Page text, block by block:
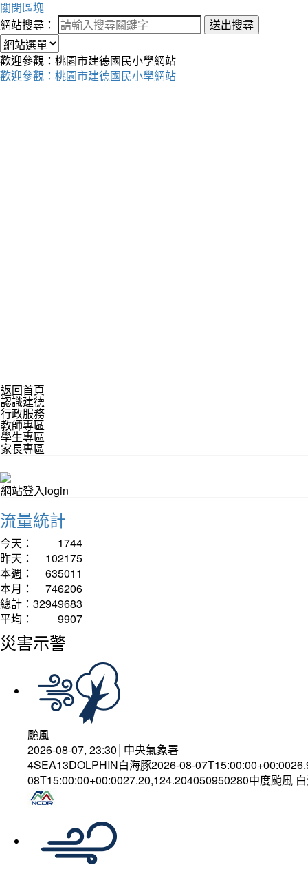
關閉區塊
網站搜尋：
送出搜尋
歡迎參觀：桃園市建德國民小學網站
歡迎參觀：桃園市建德國民小學網站
返回首頁
認識建德
行政服務
教師專區
學生專區
家長專區
網站登入login
流量統計
今天：
1744
昨天：
102175
本週：
635011
本月：
746206
總計： 32949683
平均：
9907
災害示警
颱風
2026-08-07, 23:30│中央氣象署
4SEA13DOLPHIN白海豚2026-08-
08T15:00:00+00:0027.20,124.204050950280中度颱風